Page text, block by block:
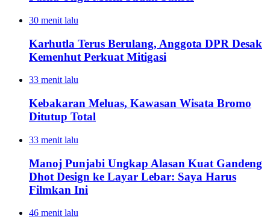
30 menit lalu
Karhutla Terus Berulang, Anggota DPR Desak
Kemenhut Perkuat Mitigasi
33 menit lalu
Kebakaran Meluas, Kawasan Wisata Bromo
Ditutup Total
33 menit lalu
Manoj Punjabi Ungkap Alasan Kuat Gandeng
Dhot Design ke Layar Lebar: Saya Harus
Filmkan Ini
46 menit lalu